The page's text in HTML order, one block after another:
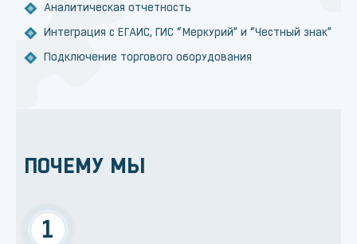
Аналитическая отчетность
Интеграция с ЕГАИС, ГИС “Меркурий” и “Честный знак”
Подключение торгового оборудования
ПОЧЕМУ МЫ
1